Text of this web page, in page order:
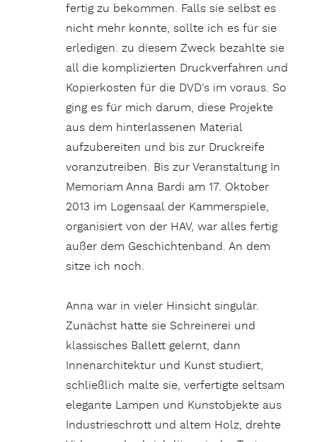
fertig zu bekommen. Falls sie selbst es
nicht mehr konnte, sollte ich es für sie
erledigen. zu diesem Zweck bezahlte sie
all die komplizierten Druckverfahren und
Kopierkosten für die DVD’s im voraus. So
ging es für mich darum, diese Projekte
aus dem hinterlassenen Material
aufzubereiten und bis zur Druckreife
voranzutreiben. Bis zur Veranstaltung In
Memoriam Anna Bardi am 17. Oktober
2013 im Logensaal der Kammerspiele,
organisiert von der HAV, war alles fertig
außer dem Geschichtenband. An dem
sitze ich noch.
Anna war in vieler Hinsicht singulär.
Zunächst hatte sie Schreinerei und
klassisches Ballett gelernt, dann
Innenarchitektur und Kunst studiert,
schließlich malte sie, verfertigte seltsam
elegante Lampen und Kunstobjekte aus
Industrieschrott und altem Holz, drehte